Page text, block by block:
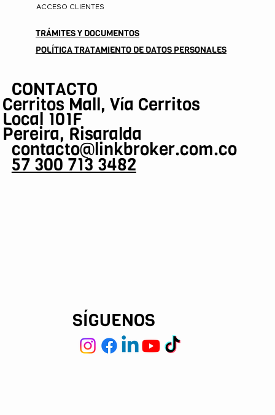
ACCESO CLIENTES
TRÁMITES Y DOCUMENTOS
POLÍTICA TRATAMIENTO DE DATOS PERSONALES
Cerritos Mall, Vía Cerritos
Local 101F
Pereira, Risaralda
57 300 713 3482
contacto@linkbroker.com.co
CONTACTO
SÍGUENOS